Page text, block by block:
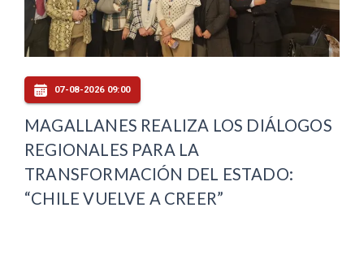
07-08-2026 09:00
MAGALLANES REALIZA LOS DIÁLOGOS
REGIONALES PARA LA
TRANSFORMACIÓN DEL ESTADO:
“CHILE VUELVE A CREER”